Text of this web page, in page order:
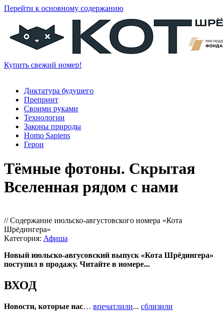
Перейти к основному содержанию
Купить свежий номер!
Диктатура будущего
Препринт
Своими руками
Технологии
Законы природы
Homo Sapiens
Герои
Тёмные фотоны. Скрытая
Вселенная рядом с нами
// Содержание июльско-августовского номера «Кота
Шрёдингера»
Категория: Афиша
Новый июльско-авгусовский выпуск «Кота Шрёдингера»
поступил в продажу. Читайте в номере...
ВХОД
Новости, которые нас… впечатлили... сблизили